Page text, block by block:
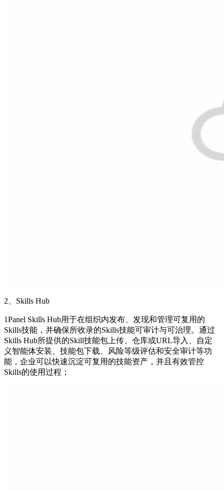
2、Skills Hub
1Panel Skills Hub用于在组织内发布、发现和管理可复用的
Skills技能，并确保所收录的Skills技能可审计与可治理。通过
Skills Hub所提供的Skill技能包上传、仓库或URL导入、自定
义智能体安装、技能包下载、风险等级评估和安全审计等功
能，企业可以快速沉淀可复用的技能资产，并且有效管控
Skills的使用过程；